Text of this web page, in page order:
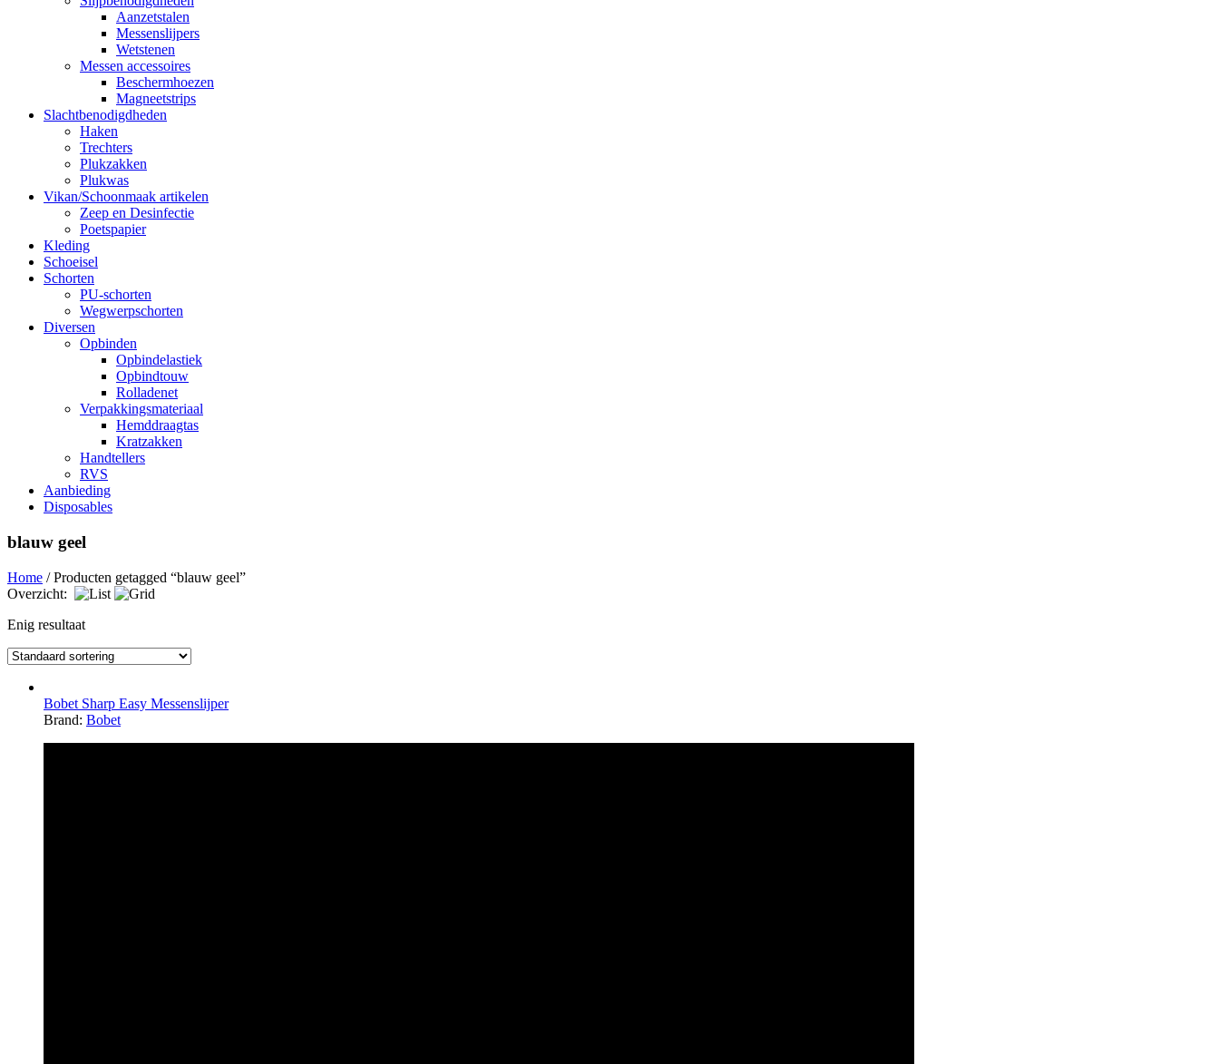
Aanzetstalen
Messenslijpers
Wetstenen
Messen accessoires
Beschermhoezen
Magneetstrips
Slachtbenodigdheden
Haken
Trechters
Plukzakken
Plukwas
Vikan/Schoonmaak artikelen
Zeep en Desinfectie
Poetspapier
Kleding
Schoeisel
Schorten
PU-schorten
Wegwerpschorten
Diversen
Opbinden
Opbindelastiek
Opbindtouw
Rolladenet
Verpakkingsmateriaal
Hemddraagtas
Kratzakken
Handtellers
RVS
Aanbieding
Disposables
blauw geel
Home / Producten getagged “blauw geel”
Overzicht:
Enig resultaat
Bobet Sharp Easy Messenslijper
Brand: Bobet